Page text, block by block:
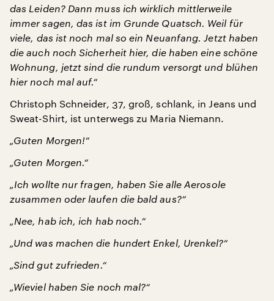
das Leiden? Dann muss ich wirklich mittlerweile
immer sagen, das ist im Grunde Quatsch. Weil für
viele, das ist noch mal so ein Neuanfang. Jetzt haben
die auch noch Sicherheit hier, die haben eine schöne
Wohnung, jetzt sind die rundum versorgt und blühen
hier noch mal auf.“
Christoph Schneider, 37, groß, schlank, in Jeans und
Sweat-Shirt, ist unterwegs zu Maria Niemann.
„Guten Morgen!“
„Guten Morgen.“
„Ich wollte nur fragen, haben Sie alle Aerosole
zusammen oder laufen die bald aus?“
„Nee, hab ich, ich hab noch.“
„Und was machen die hundert Enkel, Urenkel?“
„Sind gut zufrieden.“
„Wieviel haben Sie noch mal?“